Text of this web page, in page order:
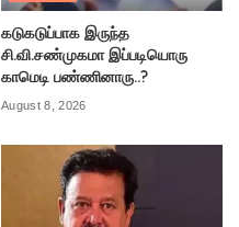
கடுகடுப்பாக இருந்த
சி.வி.சண்முகமா இப்படியொரு
காமெடி பண்ணினாரு..?
August 8, 2026